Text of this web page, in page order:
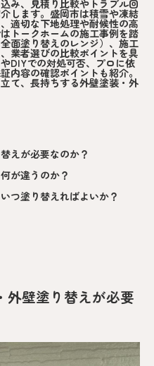
み、見積り比較やトラブル回
します。盛岡市は積雪や凍結
適切な下地処理や耐候性の高
トークホームの施工事例を踏
面塗り替えのレンジ）、施工
業者選びの比較ポイントを具
DIYでの対処可否、プロに依
内容の確認ポイントも紹介。
て、長持ちする外壁塗装・外
えが必要なのか？
が違うのか？
つ塗り替えればよいか？
外壁塗り替えが必要